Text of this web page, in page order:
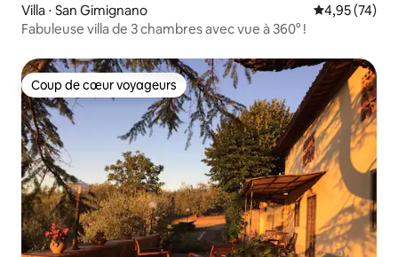
Villa ⋅ San Gimignano Évaluation
4,95 (74)
Fabuleuse villa de 3 chambres avec vue à 360° !
Coup de cœur voyageurs
Coup de cœur voyageurs